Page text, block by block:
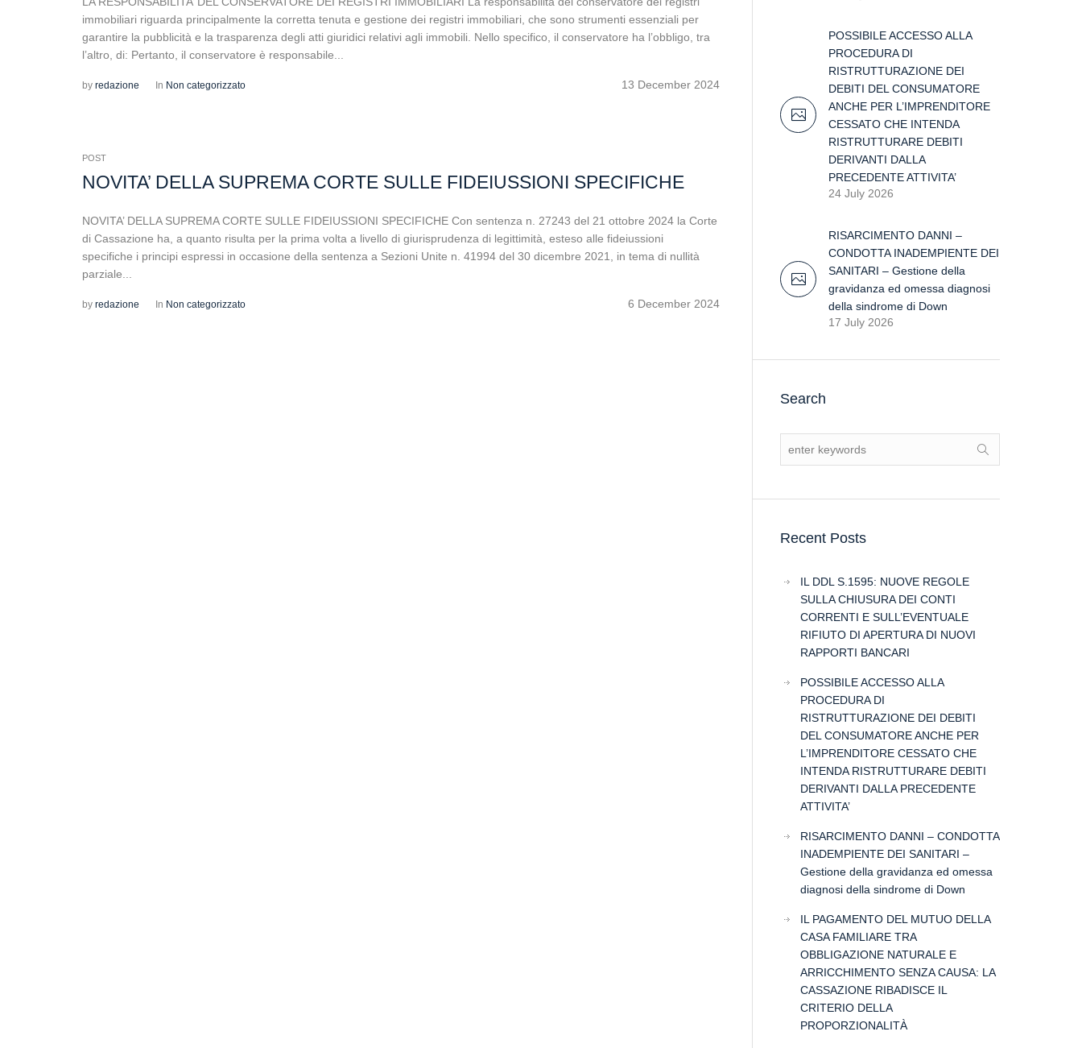
immobiliari riguarda principalmente la corretta tenuta e gestione dei registri immobiliari, che sono strumenti essenziali per
garantire la pubblicità e la trasparenza degli atti giuridici relativi agli immobili. Nello specifico, il conservatore ha l’obbligo, tra
l’altro, di: Pertanto, il conservatore è responsabile...
13 December 2024
by redazione In Non categorizzato
POST
NOVITA’ DELLA SUPREMA CORTE SULLE FIDEIUSSIONI SPECIFICHE
NOVITA’ DELLA SUPREMA CORTE SULLE FIDEIUSSIONI SPECIFICHE Con sentenza n. 27243 del 21 ottobre 2024 la Corte
di Cassazione ha, a quanto risulta per la prima volta a livello di giurisprudenza di legittimità, esteso alle fideiussioni
specifiche i principi espressi in occasione della sentenza a Sezioni Unite n. 41994 del 30 dicembre 2021, in tema di nullità
parziale...
6 December 2024
by redazione In Non categorizzato
POSSIBILE ACCESSO ALLA
PROCEDURA DI
RISTRUTTURAZIONE DEI
DEBITI DEL CONSUMATORE
ANCHE PER L’IMPRENDITORE
CESSATO CHE INTENDA
RISTRUTTURARE DEBITI
DERIVANTI DALLA
PRECEDENTE ATTIVITA’
24 July 2026
RISARCIMENTO DANNI –
CONDOTTA INADEMPIENTE DEI
SANITARI – Gestione della
gravidanza ed omessa diagnosi
della sindrome di Down
17 July 2026
Search
Recent Posts
IL DDL S.1595: NUOVE REGOLE
SULLA CHIUSURA DEI CONTI
CORRENTI E SULL’EVENTUALE
RIFIUTO DI APERTURA DI NUOVI
RAPPORTI BANCARI
POSSIBILE ACCESSO ALLA
PROCEDURA DI
RISTRUTTURAZIONE DEI DEBITI
DEL CONSUMATORE ANCHE PER
L’IMPRENDITORE CESSATO CHE
INTENDA RISTRUTTURARE DEBITI
DERIVANTI DALLA PRECEDENTE
ATTIVITA’
RISARCIMENTO DANNI – CONDOTTA
INADEMPIENTE DEI SANITARI –
Gestione della gravidanza ed omessa
diagnosi della sindrome di Down
IL PAGAMENTO DEL MUTUO DELLA
CASA FAMILIARE TRA
OBBLIGAZIONE NATURALE E
ARRICCHIMENTO SENZA CAUSA: LA
CASSAZIONE RIBADISCE IL
CRITERIO DELLA
PROPORZIONALITÀ